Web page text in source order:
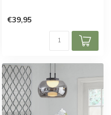
€39,95